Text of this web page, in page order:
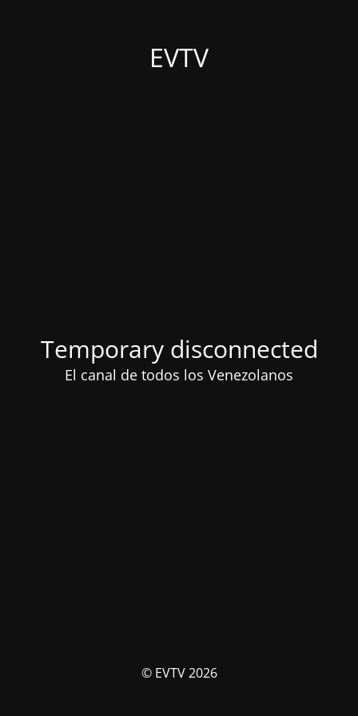
EVTV
Temporary disconnected
El canal de todos los Venezolanos
© EVTV 2026